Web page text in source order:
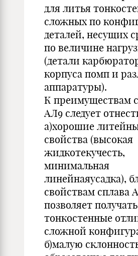
для литья
сложных по
деталей, несущих
по величине
(детали
корпуса помп и
аппаратуры).
К преимуществам
АЛ9 следует
а)хорошие
свойства (высокая
жидкотекучесть,
минимальная
линейнаяусадка),
свойствам сплава
позволяет получать
тонкостенные
сложной
б)малую